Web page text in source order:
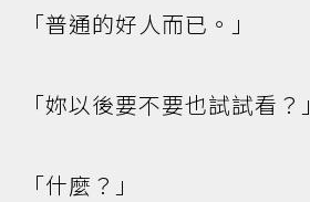
「普通的好人而已。」
「妳以後要不要也試試看？」
「什麼？」